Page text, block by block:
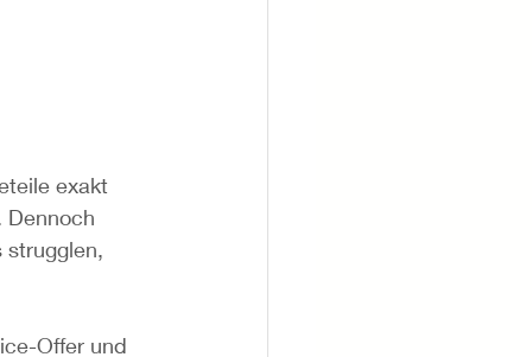
exakt
Dennoch
strugglen,
Offer und